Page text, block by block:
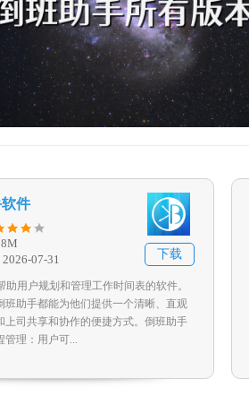
件
07-31
下载
助用户规划和管理工作时间表的软件。
班助手都能为他们提供一个清晰、直观
上司共享和协作的便捷方式。倒班助手
管理：用户可...